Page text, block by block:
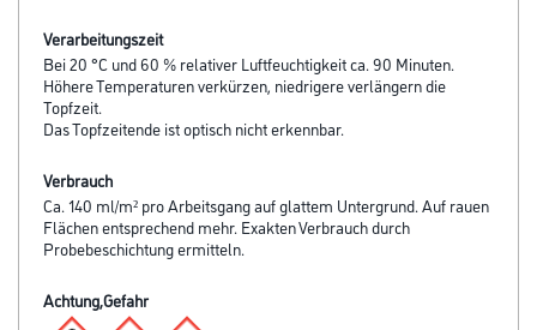
Verarbeitungszeit
Bei 20 °C und 60 % relativer Luftfeuchtigkeit ca. 90 Minuten.
Höhere Temperaturen verkürzen, niedrigere verlängern die
Topfzeit.
Das Topfzeitende ist optisch nicht erkennbar.
Verbrauch
Ca. 140 ml/m² pro Arbeitsgang auf glattem Untergrund. Auf rauen
Flächen entsprechend mehr. Exakten Verbrauch durch
Probebeschichtung ermitteln.
Achtung,Gefahr